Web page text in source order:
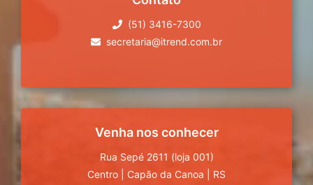
(51) 3416-7300
secretaria@itrend.com.br
Venha nos conhecer
Rua Sepé 2611 (loja 001)
Centro
Capão da Canoa
RS